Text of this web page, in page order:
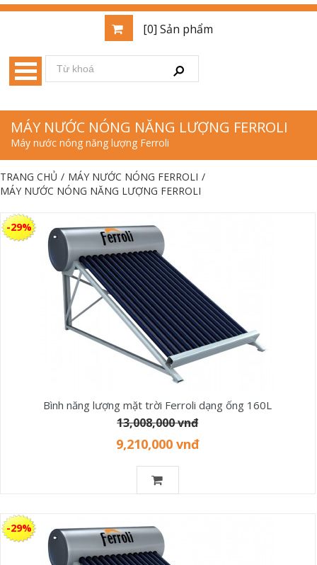
[0] Sản phẩm
MÁY NƯỚC NÓNG NĂNG LƯỢNG FERROLI
Máy nước nóng năng lượng Ferroli
TRANG CHỦ / MÁY NƯỚC NÓNG FERROLI /
MÁY NƯỚC NÓNG NĂNG LƯỢNG FERROLI
Bình năng lượng mặt trời Ferroli dạng ống 160L
13,008,000 vnđ
9,210,000 vnđ
-29%
-29%